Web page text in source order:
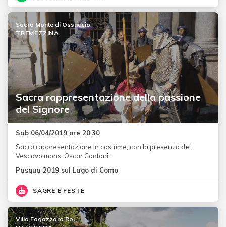
Sacra rappresentazione della passione
del Signore
Sacro Monte di Ossuccio
TREMEZZINA
Sab 06/04/2019 ore 20:30
Sacra rappresentazione in costume, con la presenza del
Vescovo mons. Oscar Cantoni.
Pasqua 2019 sul Lago di Como
SAGRE E FESTE
Villa Fogazzaro Roi